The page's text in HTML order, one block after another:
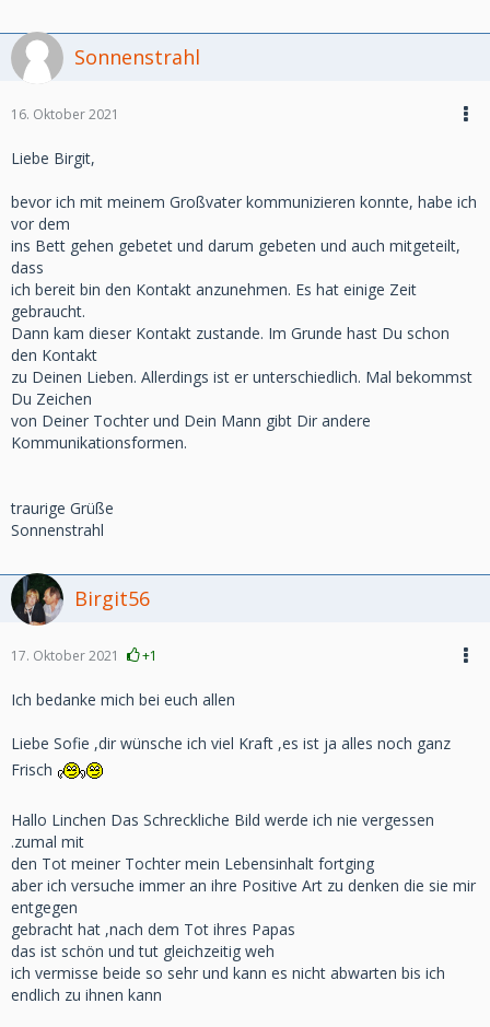
Sonnenstrahl
16. Oktober 2021
Liebe Birgit,
bevor ich mit meinem Großvater kommunizieren konnte, habe ich
vor dem
ins Bett gehen gebetet und darum gebeten und auch mitgeteilt,
dass
ich bereit bin den Kontakt anzunehmen. Es hat einige Zeit
gebraucht.
Dann kam dieser Kontakt zustande. Im Grunde hast Du schon
den Kontakt
zu Deinen Lieben. Allerdings ist er unterschiedlich. Mal bekommst
Du Zeichen
von Deiner Tochter und Dein Mann gibt Dir andere
Kommunikationsformen.
traurige Grüße
Sonnenstrahl
Birgit56
17. Oktober 2021 +1
Ich bedanke mich bei euch allen
Liebe Sofie ,dir wünsche ich viel Kraft ,es ist ja alles noch ganz
Frisch
Hallo Linchen Das Schreckliche Bild werde ich nie vergessen
.zumal mit
den Tot meiner Tochter mein Lebensinhalt fortging
aber ich versuche immer an ihre Positive Art zu denken die sie mir
entgegen
gebracht hat ,nach dem Tot ihres Papas
das ist schön und tut gleichzeitig weh
ich vermisse beide so sehr und kann es nicht abwarten bis ich
endlich zu ihnen kann